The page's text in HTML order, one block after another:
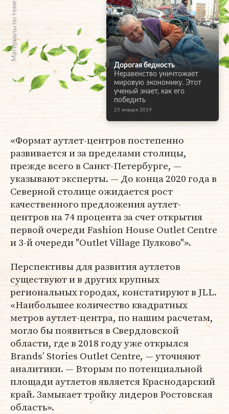
Материалы по теме
Дорогая бедность
Неравенство уничтожает
мировую экономику. Этот
ученый знает, как его
победить
25 января 2019
«Формат аутлет-центров постепенно
развивается и за пределами столицы,
прежде всего в Санкт-Петербурге, —
указывают эксперты. — До конца 2020 года в
Северной столице ожидается рост
качественного предложения аутлет-
центров на 74 процента за счет открытия
первой очереди Fashion House Outlet Centre
и 3-й очереди "Outlet Village Пулково"».
Перспективы для развития аутлетов
существуют и в других крупных
региональных городах, констатируют в JLL.
«Наибольшее количество квадратных
метров аутлет-центра, по нашим расчетам,
могло бы появиться в Свердловской
области, где в 2018 году уже открылся
Brands’ Stories Outlet Centre, — уточняют
аналитики. — Вторым по потенциальной
площади аутлетов является Краснодарский
край. Замыкает тройку лидеров Ростовская
область».